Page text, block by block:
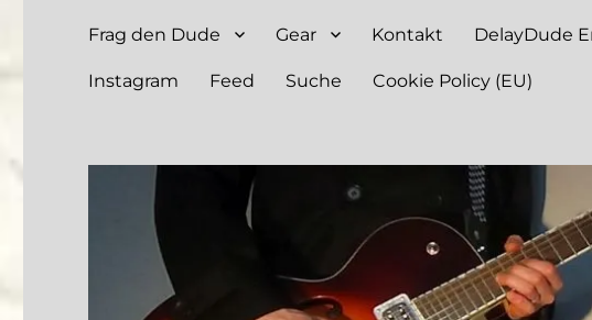
Frag den Dude Gear Kontakt DelayDude
Instagram Feed Suche Cookie Policy (EU)